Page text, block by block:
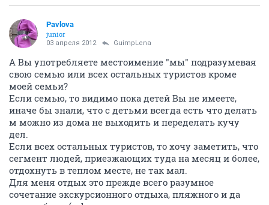
Pavlova
junior
03 апреля 2012 GuimpLena
А Вы употребляете местоимение "мы" подразумевая
свою семью или всех остальных туристов кроме
моей семьи?
Если семью, то видимо пока детей Вы не имеете,
иначе бы знали, что с детьми всегда есть что делать
м можно из дома не выходить и переделать кучу
дел.
Если всех остальных туристов, то хочу заметить, что
сегмент людей, приезжающих туда на месяц и более,
отдохнуть в теплом месте, не так мал.
Для меня отдых это прежде всего разумное
сочетание экскурсионного отдыха, пляжного и да